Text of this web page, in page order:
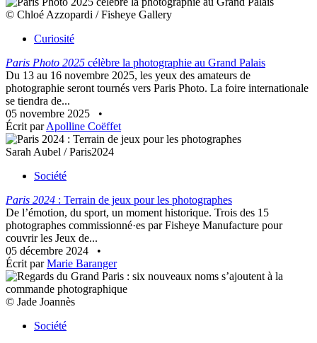
© Chloé Azzopardi / Fisheye Gallery
Curiosité
Paris Photo 2025 célèbre la photographie au Grand Palais
Du 13 au 16 novembre 2025, les yeux des amateurs de
photographie seront tournés vers Paris Photo. La foire internationale
se tiendra de...
05 novembre 2025
•
Écrit parApolline Coëffet
Sarah Aubel / Paris2024
Société
Paris 2024 : Terrain de jeux pour les photographes
De l’émotion, du sport, un moment historique. Trois des 15
photographes commissionné·es par Fisheye Manufacture pour
couvrir les Jeux de...
05 décembre 2024
•
Écrit parMarie Baranger
© Jade Joannès
Société